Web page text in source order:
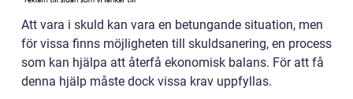
Att vara i skuld kan vara en betungande situation, men
för vissa finns möjligheten till skuldsanering, en process
som kan hjälpa att återfå ekonomisk balans. För att få
denna hjälp måste dock vissa krav uppfyllas.